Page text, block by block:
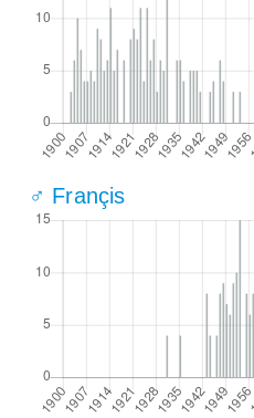
♂ Françis